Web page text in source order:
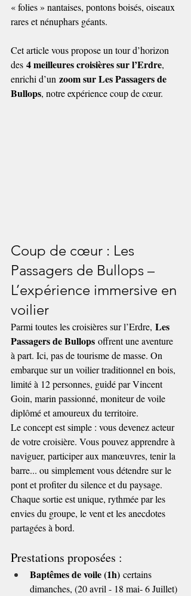
« folies » nantaises, pontons boisés, oiseaux
rares et nénuphars géants.
Cet article vous propose un tour d’horizon
des 4 meilleures croisières sur l’Erdre,
enrichi d’un zoom sur Les Passagers de
Bullops, notre expérience coup de cœur.
Coup de cœur : Les
Passagers de Bullops –
L’expérience immersive en
voilier
Parmi toutes les croisières sur l’Erdre, Les
Passagers de Bullops offrent une aventure
à part. Ici, pas de tourisme de masse. On
embarque sur un voilier traditionnel en bois,
limité à 12 personnes, guidé par Vincent
Goin, marin passionné, moniteur de voile
diplômé et amoureux du territoire.
Le concept est simple : vous devenez acteur
de votre croisière. Vous pouvez apprendre à
naviguer, participer aux manœuvres, tenir la
barre... ou simplement vous détendre sur le
pont et profiter du silence et du paysage.
Chaque sortie est unique, rythmée par les
envies du groupe, le vent et les anecdotes
partagées à bord.
Prestations proposées :
Baptêmes de voile (1h) certains
dimanches, (20 avril - 18 mai- 6 Juillet)